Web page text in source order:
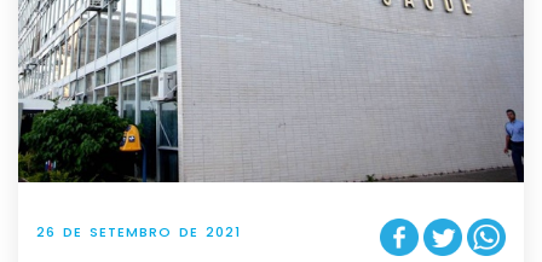
26 DE SETEMBRO DE 2021